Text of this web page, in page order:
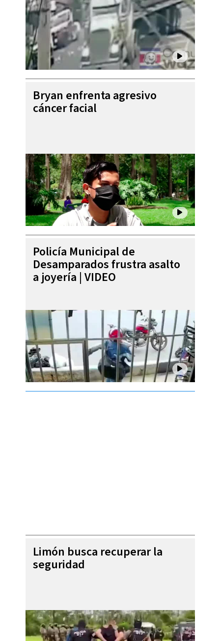
Bryan enfrenta agresivo
cáncer facial
Policía Municipal de
Desamparados frustra asalto
a joyería | VIDEO
Limón busca recuperar la
seguridad